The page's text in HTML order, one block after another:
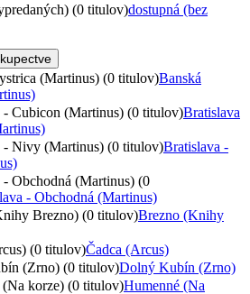
(0 titulov)dostupná (bez
(Martinus) (0 titulov)Banská
- Cubicon (Martinus) (0 titulov)Bratislava
- Nivy (Martinus) (0 titulov)Bratislava -
- Obchodná (Martinus) (0
- Obchodná (Martinus)
Brezno) (0 titulov)Brezno (Knihy
(0 titulov)Čadca (Arcus)
(Zrno) (0 titulov)Dolný Kubín (Zrno)
(Na korze) (0 titulov)Humenné (Na